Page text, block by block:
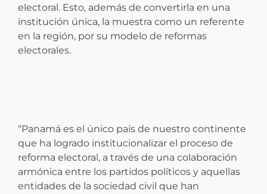
electoral. Esto, además de convertirla en una
institución única, la muestra como un referente
en la región, por su modelo de reformas
electorales.
“Panamá es el único país de nuestro continente
que ha logrado institucionalizar el proceso de
reforma electoral, a través de una colaboración
armónica entre los partidos políticos y aquellas
entidades de la sociedad civil que han